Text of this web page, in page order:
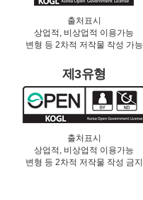
출처표시
상업적, 비상업적 이용가능
변형 등 2차적 저작물 작성 가능
제3유형
출처표시
상업적, 비상업적 이용가능
변형 등 2차적 저작물 작성 금지